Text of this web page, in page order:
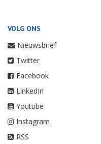
VOLG ONS
Nieuwsbrief
Twitter
Facebook
LinkedIn
Youtube
Instagram
RSS